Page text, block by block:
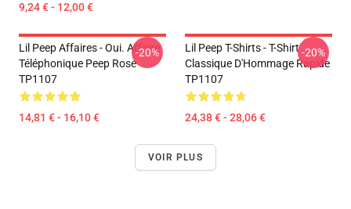
9,24 € - 12,00 €
Lil Peep Affaires - Oui. Affaire
Téléphonique Peep Rose
TP1107
14,81 € - 16,10 €
-20%
Lil Peep T-Shirts - T-Shirt
Classique D'Hommage Rapide
TP1107
24,38 € - 28,06 €
-20%
VOIR PLUS